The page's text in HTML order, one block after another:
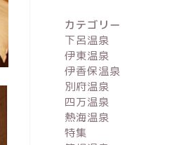
カテゴリー
下呂温泉
伊東温泉
伊香保温泉
別府温泉
四万温泉
熱海温泉
特集